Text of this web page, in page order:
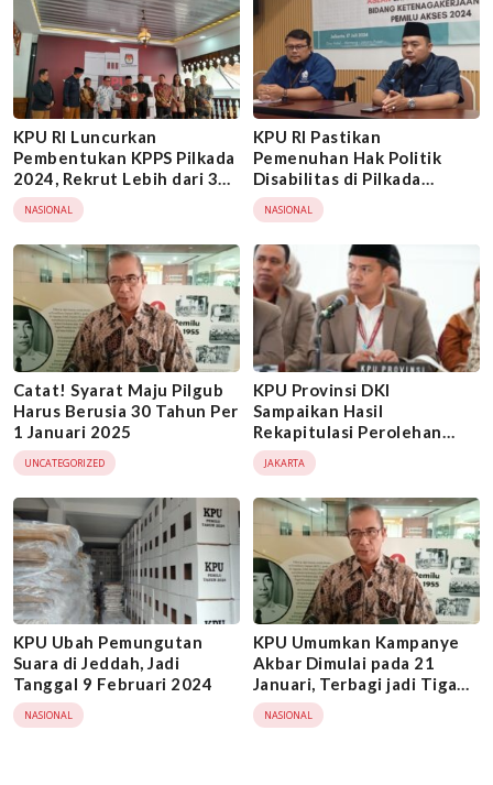
KPU RI Luncurkan
Pembentukan KPPS Pilkada
2024, Rekrut Lebih dari 3
Juta Anggota
NASIONAL
KPU RI Pastikan
Pemenuhan Hak Politik
Disabilitas di Pilkada
Serentak 2024
NASIONAL
Catat! Syarat Maju Pilgub
Harus Berusia 30 Tahun Per
1 Januari 2025
UNCATEGORIZED
KPU Provinsi DKI
Sampaikan Hasil
Rekapitulasi Perolehan
Suara ke KPU RI
JAKARTA
KPU Ubah Pemungutan
Suara di Jeddah, Jadi
Tanggal 9 Februari 2024
NASIONAL
KPU Umumkan Kampanye
Akbar Dimulai pada 21
Januari, Terbagi jadi Tiga
Zona
NASIONAL